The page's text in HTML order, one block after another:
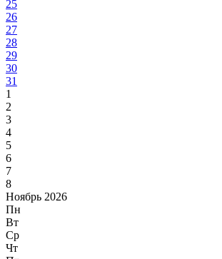
25
26
27
28
29
30
31
1
2
3
4
5
6
7
8
Ноябрь 2026
Пн
Вт
Ср
Чт